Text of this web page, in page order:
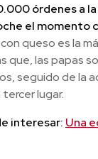
órdenes a la
el momento
queso es la
que, las papas
seguido de la
lugar.
interesar: Una